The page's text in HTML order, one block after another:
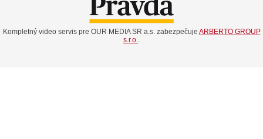
Kompletný video servis pre OUR MEDIA SR a.s. zabezpečuje ARBERTO GROUP
s.r.o..